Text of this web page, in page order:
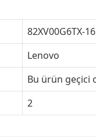
82XV00G6TX-
Lenovo
Bu ürün geçici
2